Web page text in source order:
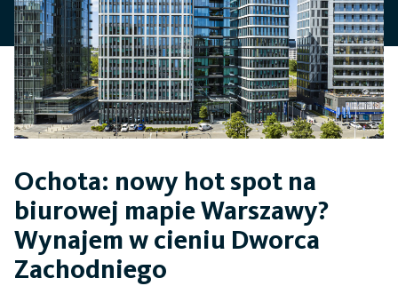
Ochota: nowy hot spot na
biurowej mapie Warszawy?
Wynajem w cieniu Dworca
Zachodniego